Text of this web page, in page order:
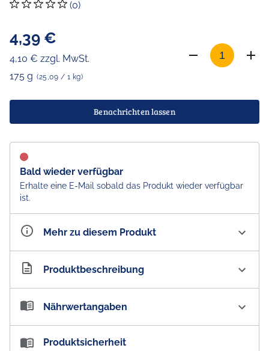
(0)
4,39 €
4,10 € zzgl. MwSt.
175 g (25,09 / 1 kg)
Benachrichten lassen
Bald wieder verfügbar
Erhalte eine E-Mail sobald das Produkt wieder verfügbar
ist.
Mehr zu diesem Produkt
Artikelnummer AU100619
Produktbeschreibung
Tim Tam Salted Double Choc Biscuits Schokokekse
Bite - Sip - Slam
Nährwertangaben
Nährwertangaben:
Produktsicherheit